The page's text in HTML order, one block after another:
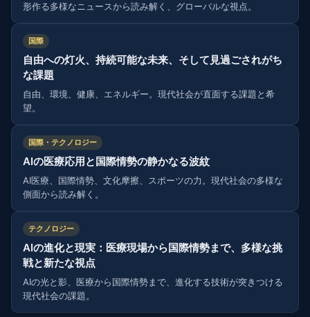
形作る多様なニュースから読み解く、グローバルな視点。
国際
自由への灯火、持続可能な未来、そして見過ごされがち
な課題
自由、環境、健康、エネルギー。現代社会が直面する課題と希
望。
国際・テクノロジー
AIの医療応用と国際情勢の静かなる波紋
AI医療、国際情勢、文化摩擦、スポーツの力。現代社会の多様な
側面から読み解く。
テクノロジー
AIの進化と現実：医療現場から国際情勢まで、多様な挑
戦と新たな視点
AIの光と影、医療から国際情勢まで、進化する技術が突きつける
現代社会の課題。